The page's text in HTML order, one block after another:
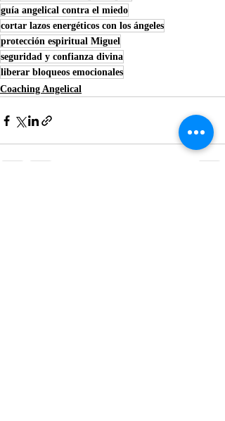
guía angelical contra el miedo
cortar lazos energéticos con los ángeles
protección espiritual Miguel
seguridad y confianza divina
liberar bloqueos emocionales
Coaching Angelical